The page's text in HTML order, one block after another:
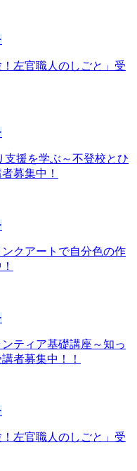
左官職人のしごと」受
援を学ぶ～不登校とひ
募集中！
クアートで自分色の作
ティア基礎講座～知っ
者募集中！！
左官職人のしごと」受